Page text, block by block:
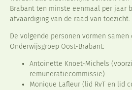
Brabant ten minste eenmaal per jaar
afvaardiging van de raad van toezicht.
De volgende personen vormen
Onderwijsgroep Oost-Brabant:
Antoinette Knoet-Michels
remuneratiecommissie)
Monique Lafleur (lid RvT en lid